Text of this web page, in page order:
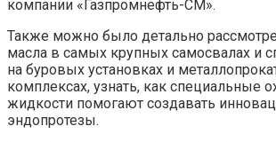
компании «Газпромнефть-СМ».
Также можно было детально
масла в самых крупных самосвалах и
на буровых установках и
комплексах, узнать, как специальные
жидкости помогают создавать
эндопротезы.